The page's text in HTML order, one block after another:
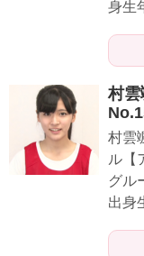
身生
村雲
村雲
ル【
グル
出身